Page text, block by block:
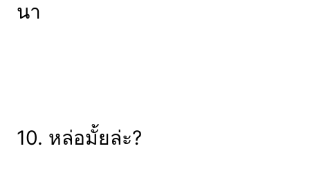
นา
10. หล่อมั้ยล่ะ?